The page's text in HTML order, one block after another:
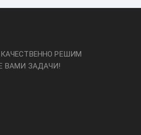
РЕШИМ
ВАМИ ЗАДАЧИ!